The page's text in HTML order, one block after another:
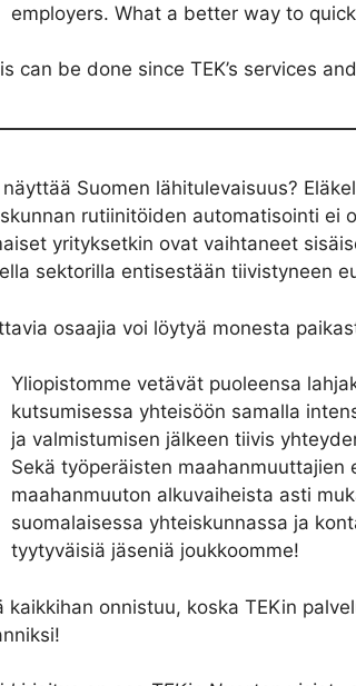
employers. What a better way to
can be done since TEK’s services
Suomen lähitulevaisuus?
rutiinitöiden automatisointi ei
yrityksetkin ovat vaihtaneet
sektorilla entisestään tiivistyneen
osaajia voi löytyä monesta
Yliopistomme vetävät puoleensa
kutsumisessa yhteisöön samalla
ja valmistumisen jälkeen tiivis
Sekä työperäisten
maahanmuuton alkuvaiheista asti
suomalaisessa yhteiskunnassa ja
tyytyväisiä jäseniä joukkoomme!
kaikkihan onnistuu, koska TEKin